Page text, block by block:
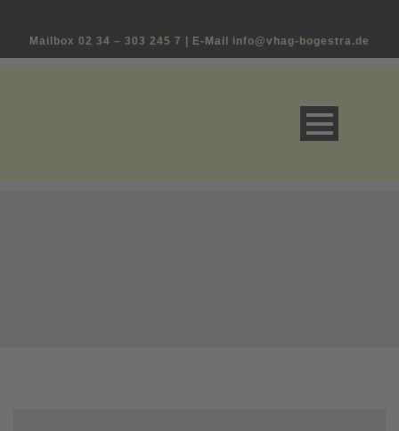
Mailbox 02 34 – 303 245 7 | E-Mail info@vhag-bogestra.de